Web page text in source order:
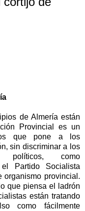
de Almería están
Provincial es un
que pone a los
sin discriminar a los
políticos, como
el Partido Socialista
organismo provincial.
que piensa el ladrón
están tratando
como fácilmente